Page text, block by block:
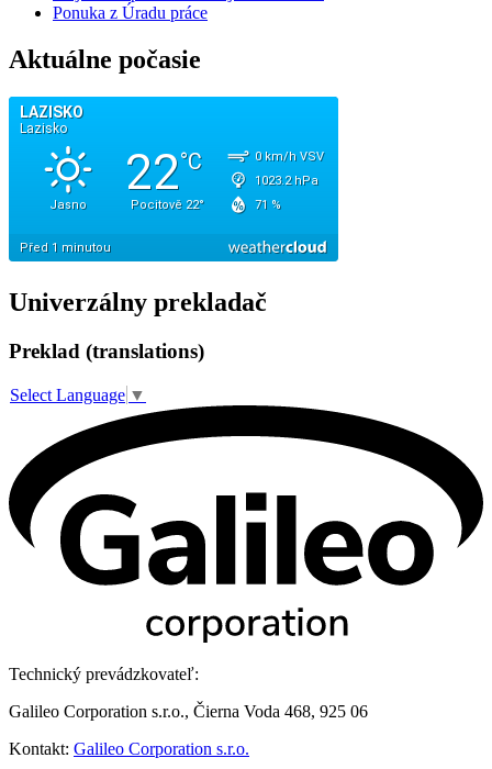
Ponuka z Úradu práce
Aktuálne počasie
Univerzálny prekladač
Preklad (translations)
Select Language ▼
Technický prevádzkovateľ:
Galileo Corporation s.r.o., Čierna Voda 468, 925 06
Kontakt: Galileo Corporation s.r.o.